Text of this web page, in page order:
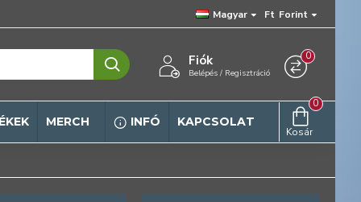
Magyar Ft Forint
Fiók
Belépés / Regisztráció
0
MERCH INFÓ KAPCSOLAT
Kosár
0